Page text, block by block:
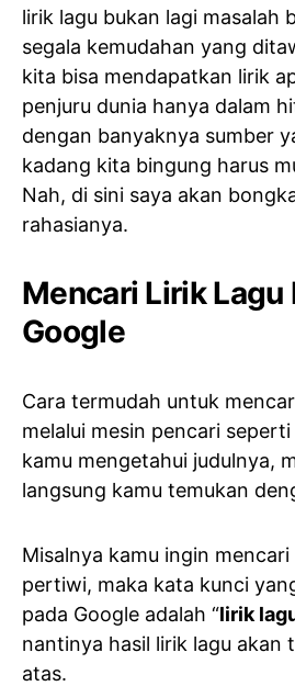
lirik lagu bukan lagi masalah
segala kemudahan yang
kita bisa mendapatkan lirik
penjuru dunia hanya dalam
dengan banyaknya sumber
kadang kita bingung harus
Nah, di sini saya akan
rahasianya.
Mencari Lirik Lagu
Google
Cara termudah untuk
melalui mesin pencari seperti
kamu mengetahui judulnya,
langsung kamu temukan
Misalnya kamu ingin mencari
pertiwi, maka kata kunci
pada Google adalah “lirik
nantinya hasil lirik lagu akan
atas.